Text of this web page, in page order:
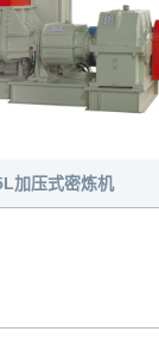
加压式密炼机